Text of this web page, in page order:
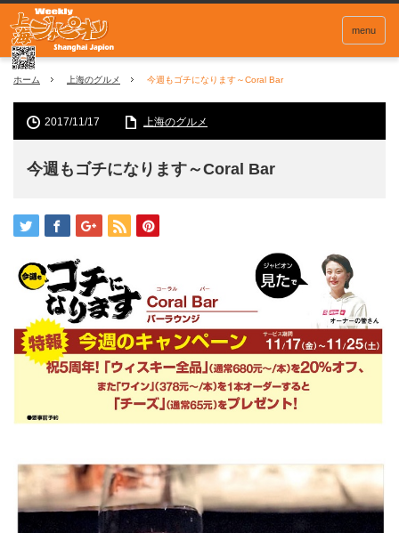
menu
ホーム 上海のグルメ 今週もゴチになります～Coral Bar
2017/11/17 上海のグルメ
今週もゴチになります～Coral Bar